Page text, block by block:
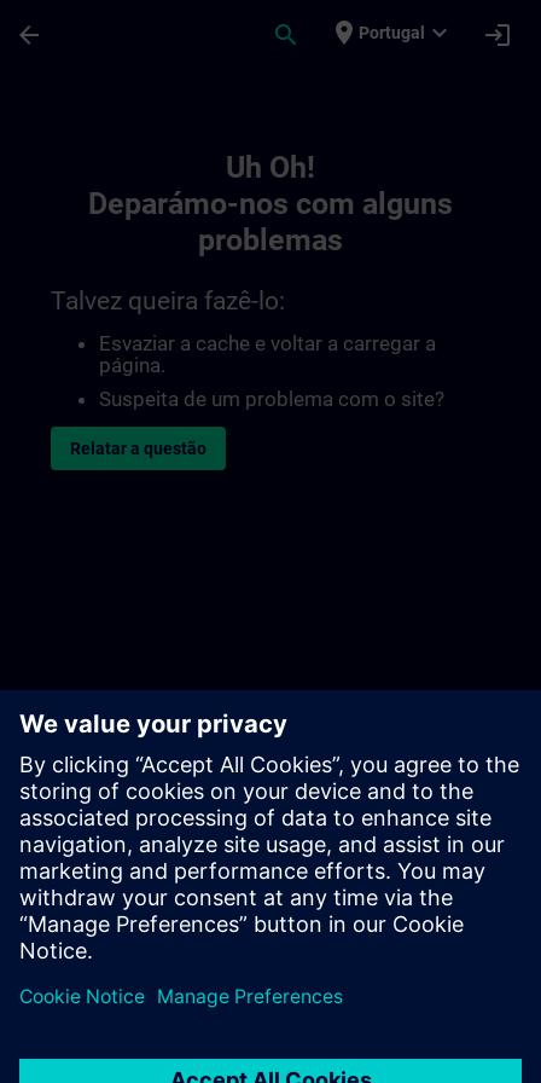
arrow_back search place Portugal expand_more login
Uh Oh!
Deparámo-nos com alguns
problemas
Talvez queira fazê-lo:
Esvaziar a cache e voltar a carregar a
página.
Suspeita de um problema com o site?
Relatar a questão